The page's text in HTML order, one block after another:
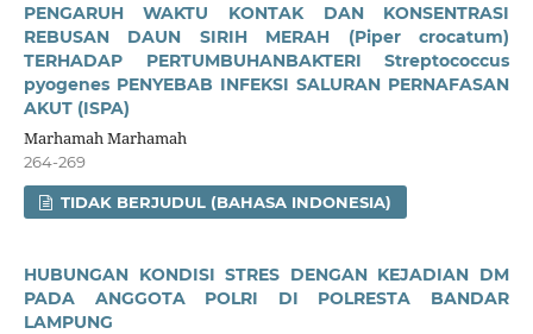
PENGARUH WAKTU KONTAK DAN KONSENTRASI
REBUSAN DAUN SIRIH MERAH (Piper crocatum)
TERHADAP PERTUMBUHANBAKTERI Streptococcus
pyogenes PENYEBAB INFEKSI SALURAN PERNAFASAN
AKUT (ISPA)
Marhamah Marhamah
264-269
TIDAK BERJUDUL (BAHASA INDONESIA)
HUBUNGAN KONDISI STRES DENGAN KEJADIAN DM
PADA ANGGOTA POLRI DI POLRESTA BANDAR
LAMPUNG